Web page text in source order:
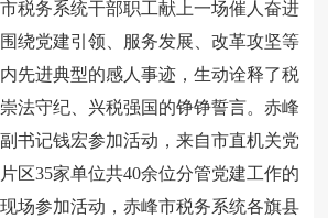
税务系统干部职工献上一场催人奋进
绕党建引领、服务发展、改革攻坚等
先进典型的感人事迹，生动诠释了税
法守纪、兴税强国的铮铮誓言。赤峰
书记钱宏参加活动，来自市直机关党
区35家单位共40余位分管党建工作的
场参加活动，赤峰市税务系统各旗县